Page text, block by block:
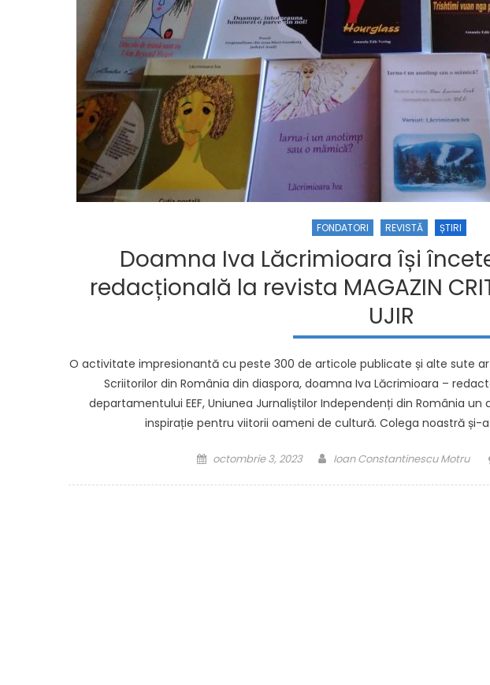
FONDATORI REVISTĂ ȘTIRI
Doamna Iva Lăcrimioara își
redacțională la revista MAGAZIN
UJIR
O activitate impresionantă cu peste 300 de articole publicate și alte sute
Scriitorilor din România din diaspora, doamna Iva Lăcrimioara –
departamentului EEF, Uniunea Jurnaliștilor Independenți din România
inspirație pentru viitorii oameni de cultură. Colega noastră și-
Posted on
octombrie 3, 2023 Author
Ioan Constantinescu Motru